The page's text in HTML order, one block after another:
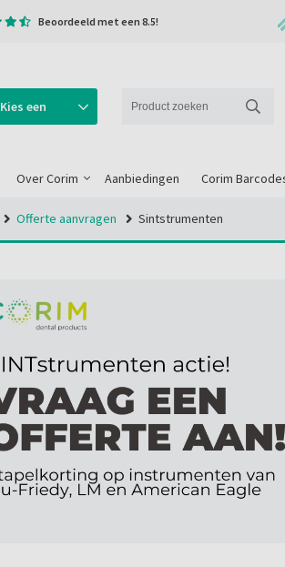
Beoordeeld met een 8.5!
Kies een
Over Corim Aanbiedingen Corim
Offerte aanvragen Sintstrumenten